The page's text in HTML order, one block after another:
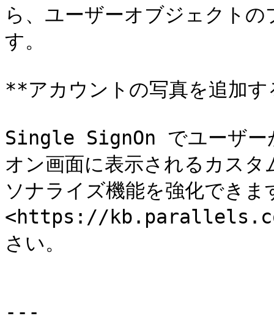
ら、ユーザーオブジェクト
す。
**アカウントの写真を追加
Single SignOn でユーザー
オン画面に表示されるカス
ソナライズ機能を強化でき
<https://
さい。
---